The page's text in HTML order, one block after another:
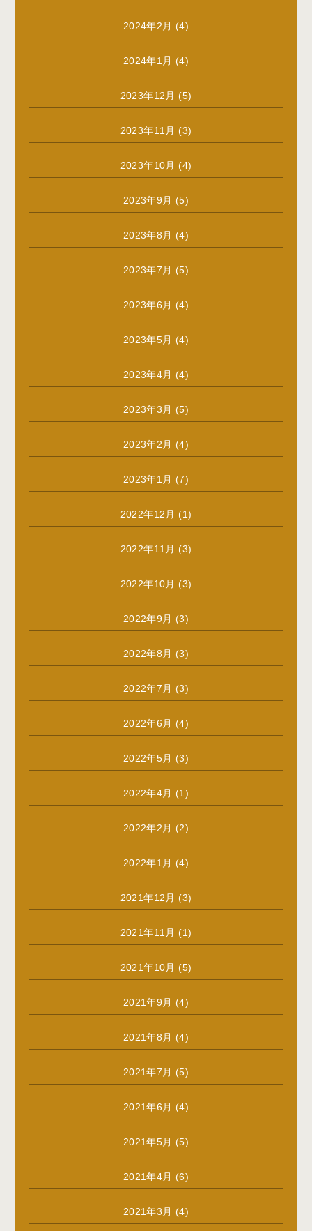
2024年2月 (4)
2024年1月 (4)
2023年12月 (5)
2023年11月 (3)
2023年10月 (4)
2023年9月 (5)
2023年8月 (4)
2023年7月 (5)
2023年6月 (4)
2023年5月 (4)
2023年4月 (4)
2023年3月 (5)
2023年2月 (4)
2023年1月 (7)
2022年12月 (1)
2022年11月 (3)
2022年10月 (3)
2022年9月 (3)
2022年8月 (3)
2022年7月 (3)
2022年6月 (4)
2022年5月 (3)
2022年4月 (1)
2022年2月 (2)
2022年1月 (4)
2021年12月 (3)
2021年11月 (1)
2021年10月 (5)
2021年9月 (4)
2021年8月 (4)
2021年7月 (5)
2021年6月 (4)
2021年5月 (5)
2021年4月 (6)
2021年3月 (4)